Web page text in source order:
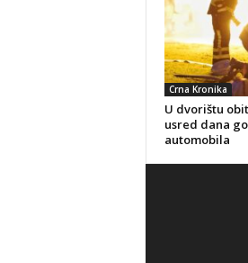
Crna Kronika
U dvorištu
usred dana
automobila